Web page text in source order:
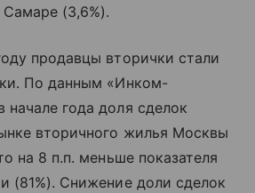
(3,6%).
продавцы вторички стали
По данным «Инком-
года доля сделок
вторичного жилья Москвы
на 8 п.п. меньше показателя
(81%). Снижение доли сделок